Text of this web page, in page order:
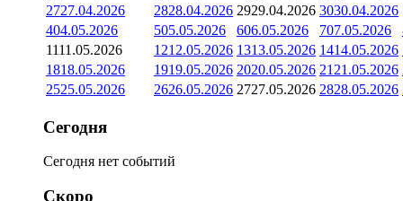
2727.04.2026 2828.04.2026 2929.04.2026 3030.04.2026
404.05.2026 505.05.2026 606.05.2026 707.05.2026
1111.05.2026 1212.05.2026 1313.05.2026 1414.05.2026
1818.05.2026 1919.05.2026 2020.05.2026 21 21.05.2026
2525.05.2026 2626.05.2026 2727.05.2026 2828.05.2026
Сегодня
Сегодня нет событий
Скоро